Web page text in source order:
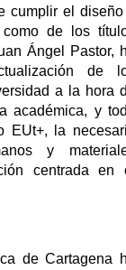
cumplir el
de los
Ángel Pastor,
de
a la hora
académica, y
EUt+, la
y
centrada en
de Cartagena